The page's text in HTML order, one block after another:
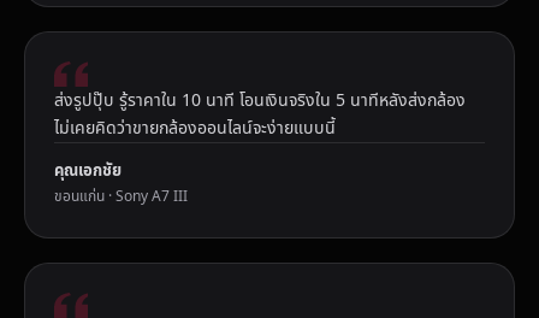
ส่งรูปปุ๊บ รู้ราคาใน 10 นาที โอนเงินจริงใน 5 นาทีหลังส่งกล้อง
ไม่เคยคิดว่าขายกล้องออนไลน์จะง่ายแบบนี้
คุณเอกชัย
ขอนแก่น · Sony A7 III